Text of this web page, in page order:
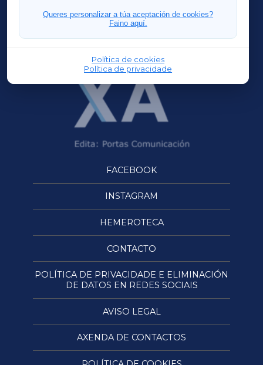
Queres personalizar a túa aceptación de cookies?
Faino aquí.
Política de cookies
Política de privacidade
FERROLXA
OURENSEXA
FACEBOOK
INSTAGRAM
HEMEROTECA
CONTACTO
POLÍTICA DE PRIVACIDADE E ELIMINACIÓN
DE DATOS EN REDES SOCIAIS
AVISO LEGAL
AXENDA DE CONTACTOS